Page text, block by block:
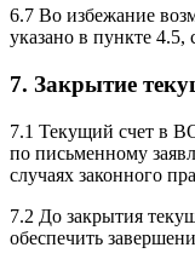
6.7 Во избежание
указано в пункте 4.5,
7. Закрытие
7.1 Текущий счет в
по письменному
случаях законного
7.2 До закрытия
обеспечить